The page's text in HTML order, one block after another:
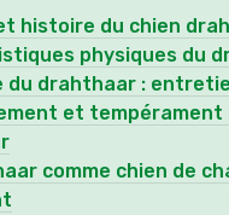
histoire du chien
physiques du
du drahthaar :
et tempérament
comme chien de